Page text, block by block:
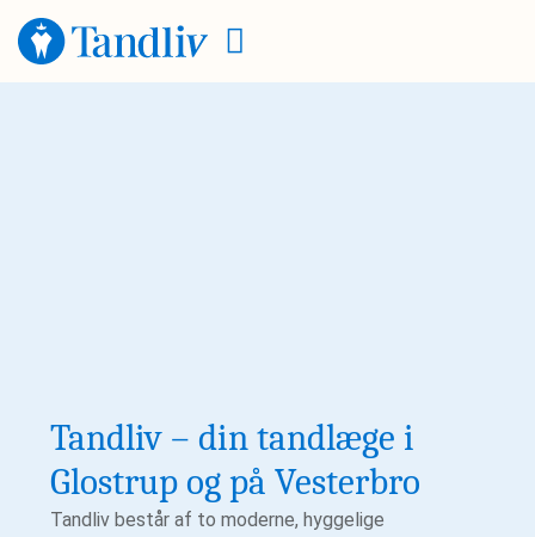
Tandliv – din tandlæge i
Glostrup og på Vesterbro
Tandliv består af to moderne, hyggelige